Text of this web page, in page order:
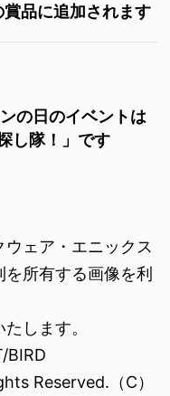
品に追加されます
の日のイベントは
し隊！」です
ェア・エニックス
所有する画像を利
します。
BIRD
Reserved.（C）